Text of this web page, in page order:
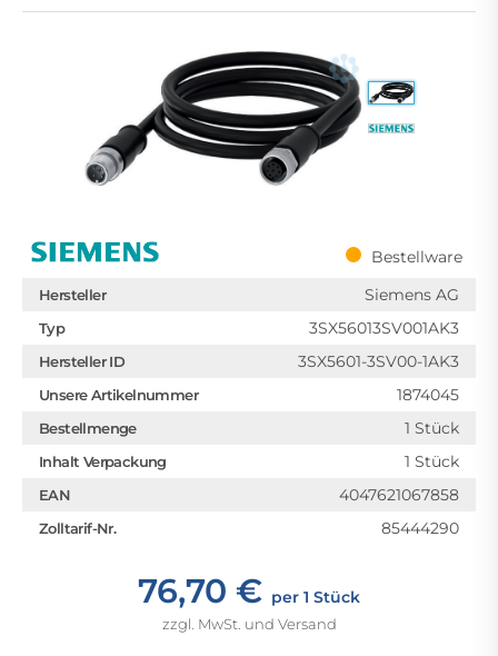
Bestellware
Hersteller Siemens AG
Typ 3SX56013SV001AK3
Hersteller ID 3SX5601-3SV00-1AK3
Unsere Artikelnummer 1874045
Bestellmenge 1 Stück
Inhalt Verpackung 1 Stück
EAN 4047621067858
Zolltarif-Nr. 85444290
76,70 € per 1 Stück
zzgl. MwSt. und Versand